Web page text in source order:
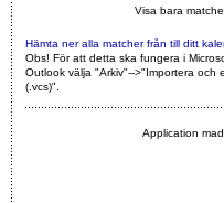
Visa bara
Hämta ner alla matcher från till ditt
Obs! För att detta ska fungera i
Outlook välja "Arkiv"-->"Importera och
(.vcs)"
Application